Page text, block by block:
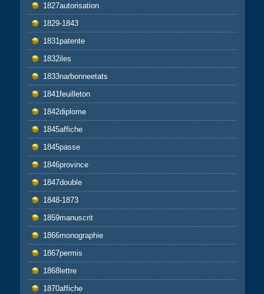
1827autorisation
1829-1843
1831patente
1832iles
1833narbonneetats
1841feuilleton
1842diplome
1845affiche
1845passe
1846province
1847double
1848-1873
1859manuscrit
1866monographie
1867permis
1868lettre
1870affiche